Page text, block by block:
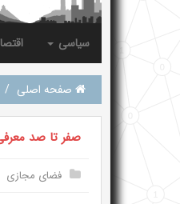
سیاسی
صفحه اصلی /
صفر تا صد
فضای مجازی